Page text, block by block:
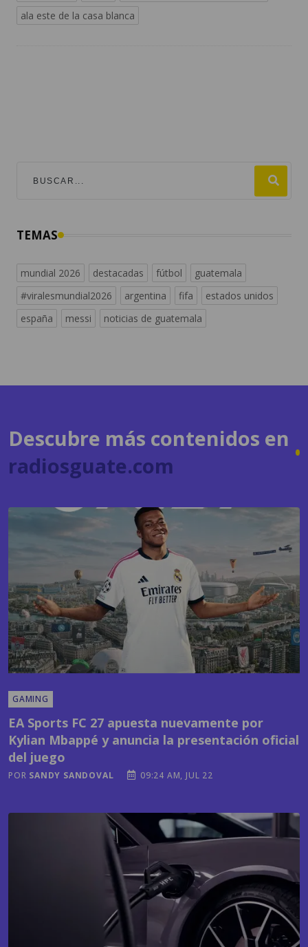
ala este de la casa blanca
mundial 2026
españa
messi noticias de guatemala
radiosguate.com
GAMING
Kylian Mbappé y anuncia la presentación oficial
del juego
PORSANDY SANDOVAL 09:24 AM, JUL 22